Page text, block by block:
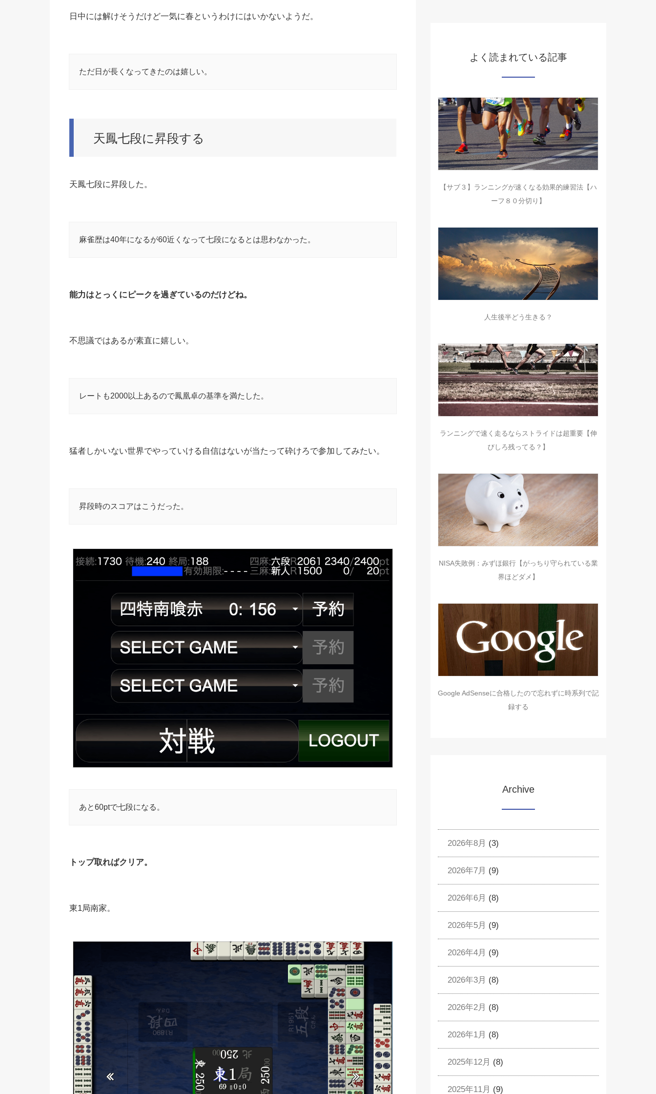
日中には解けそうだけど一気に春というわけにはいかないようだ。
ただ日が長くなってきたのは嬉しい。
天鳳七段に昇段する
天鳳七段に昇段した。
麻雀歴は40年になるが60近くなって七段になるとは思わなかった。
能力はとっくにピークを過ぎているのだけどね。
不思議ではあるが素直に嬉しい。
レートも2000以上あるので鳳凰卓の基準を満たした。
猛者しかいない世界でやっていける自信はないが当たって砕けろで参加してみたい。
昇段時のスコアはこうだった。
あと60ptで七段になる。
トップ取ればクリア。
東1局南家。
よく読まれている記事
【サブ３】ランニングが速くなる効果的練習法【ハ
ーフ８０分切り】
人生後半どう生きる？
ランニングで速く走るならストライドは超重要【伸
びしろ残ってる？】
NISA失敗例：みずほ銀行【がっちり守られている業
界ほどダメ】
Google AdSenseに合格したので忘れずに時系列で記
録する
Archive
2026年8月 (3)
2026年7月 (9)
2026年6月 (8)
2026年5月 (9)
2026年4月 (9)
2026年3月 (8)
2026年2月 (8)
2026年1月 (8)
2025年12月 (8)
2025年11月 (9)